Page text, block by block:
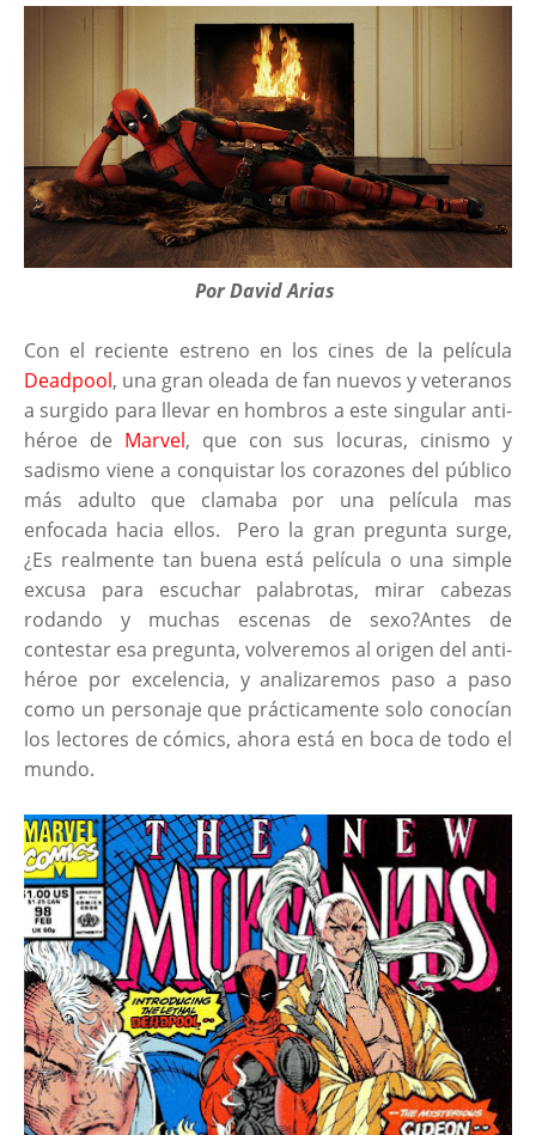
Por David Arias
Con el reciente estreno en los cines de la película
Deadpool, una gran oleada de fan nuevos y veteranos
a surgido para llevar en hombros a este singular anti-
héroe de Marvel, que con sus locuras, cinismo y
sadismo viene a conquistar los corazones del público
más adulto que clamaba por una película mas
enfocada hacia ellos. Pero la gran pregunta surge,
¿Es realmente tan buena está película o una simple
excusa para escuchar palabrotas, mirar cabezas
rodando y muchas escenas de sexo?Antes de
contestar esa pregunta, volveremos al origen del anti-
héroe por excelencia, y analizaremos paso a paso
como un personaje que prácticamente solo conocían
los lectores de cómics, ahora está en boca de todo el
mundo.